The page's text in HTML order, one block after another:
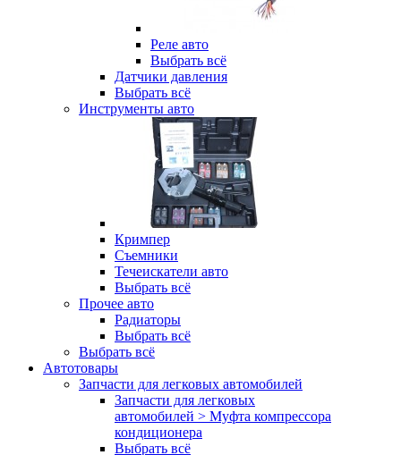
Реле авто
Выбрать всё
Датчики давления
Выбрать всё
Инструменты авто
Кримпер
Съемники
Течеискатели авто
Выбрать всё
Прочее авто
Радиаторы
Выбрать всё
Выбрать всё
Автотовары
Запчасти для легковых автомобилей
Запчасти для легковых
автомобилей > Муфта компрессора
кондиционера
Выбрать всё